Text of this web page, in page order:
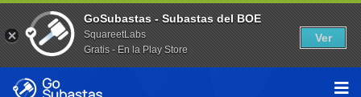
GoSubastas - Subastas del BOE
SquareetLabs
Gratis - En la Play Store
Ver